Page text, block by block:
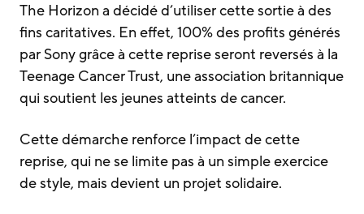
The Horizon a décidé d’utiliser cette sortie à des
fins caritatives. En effet, 100% des profits générés
par Sony grâce à cette reprise seront reversés à la
Teenage Cancer Trust, une association britannique
qui soutient les jeunes atteints de cancer.
Cette démarche renforce l’impact de cette
reprise, qui ne se limite pas à un simple exercice
de style, mais devient un projet solidaire.